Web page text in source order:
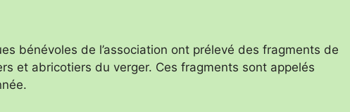
bénévoles de l’association ont prélevé des fragments de
et abricotiers du verger. Ces fragments sont appelés